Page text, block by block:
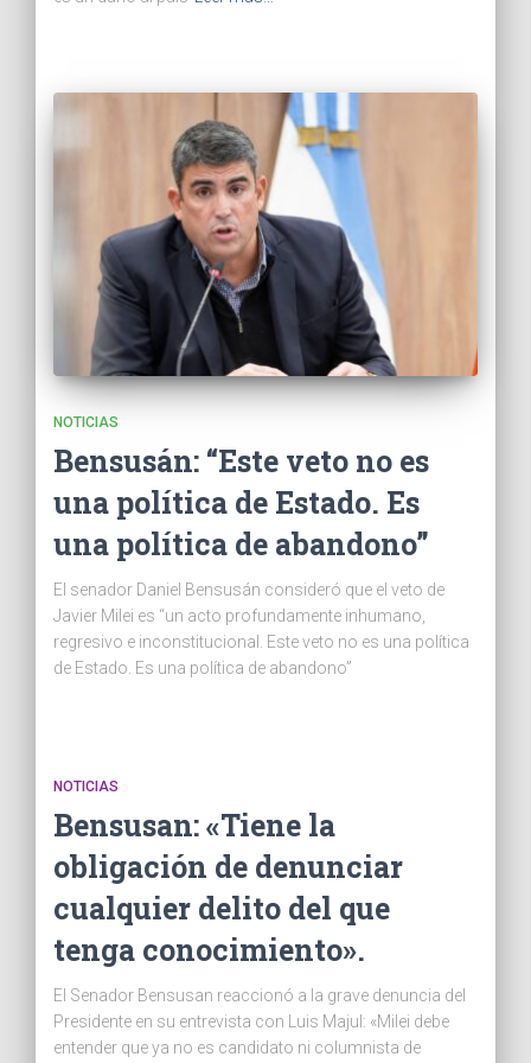
NOTICIAS
Bensusán: “Este veto no es
una política de Estado. Es
una política de abandono”
El senador Daniel Bensusán consideró que el veto de
Javier Milei es “un acto profundamente inhumano,
regresivo e inconstitucional. Este veto no es una política
de Estado. Es una política de abandono”
NOTICIAS
Bensusan: «Tiene la
obligación de denunciar
cualquier delito del que
tenga conocimiento».
El Senador Bensusan reaccionó a la grave denuncia del
Presidente en su entrevista con Luis Majul: «Milei debe
entender que ya no es candidato ni columnista de